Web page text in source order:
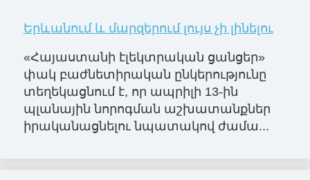
Երևանում և մարզերում լույս չի լինելու
«Հայաստանի էլեկտրական ցանցեր»
փակ բաժնետիրական ընկերությունը
տեղեկացնում է, որ ապրիլի 13-ին
պլանային նորոգման աշխատանքներ
իրականացնելու նպատակով ժամա...